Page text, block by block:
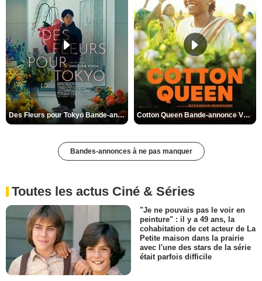
Des Fleurs pour Tokyo Bande-annonce VO STFR Cotton Queen Bande-annonce VO STFR
Bandes-annonces à ne pas manquer
Toutes les actus Ciné & Séries
"Je ne pouvais pas le voir en
peinture" : il y a 49 ans, la
cohabitation de cet acteur de La
Petite maison dans la prairie
avec l'une des stars de la série
était parfois difficile